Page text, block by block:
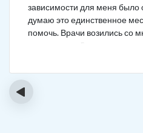
зависимости для меня
думаю это единственное
помочь. Врачи возились со
теперь я уже 5 месяцев не
‹